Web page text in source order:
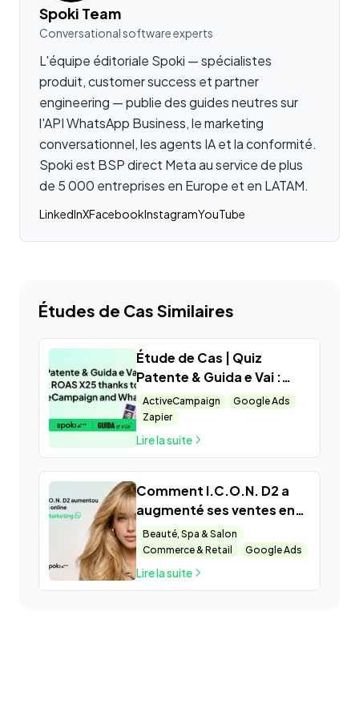
Spoki Team
Conversational software experts
L'équipe éditoriale Spoki — spécialistes
produit, customer success et partner
engineering — publie des guides neutres sur
l'API WhatsApp Business, le marketing
conversationnel, les agents IA et la conformité.
Spoki est BSP direct Meta au service de plus
de 5 000 entreprises en Europe et en LATAM.
LinkedInXFacebookInstagramYouTube
Études de Cas Similaires
Étude de Cas | Quiz
Patente & Guida e Vai :
Comment Atteindre un
ROAS X25 grâce à Spoki,
ActiveCampaign et
WhatsApp
ActiveCampaign
Google Ads
Zapier
Lire la suite
Comment I.C.O.N. D2 a
augmenté ses ventes en
ligne avec WhatsApp
Marketing grâce à Spoki
Beauté, Spa & Salon
Commerce & Retail
Google Ads
Lire la suite